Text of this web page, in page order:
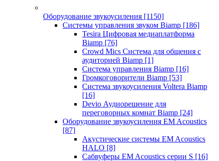
Оборудование звукоусиления [1150]
Системы управления звуком Biamp [186]
Tesira Цифровая медиаплатформа
Biamp [76]
Crowd Mics Система для общения с
аудиторией Biamp [1]
Система управления Biamp [16]
Громкоговорители Biamp [53]
Система звукоусиления Voltera Biamp
[16]
Devio Аудиорешение для
переговорных комнат Biamp [24]
Оборудование звукоусиления EM Acoustics
[87]
Акустические системы EM Acoustics
HALO [8]
Сабвуферы EM Acoustics серии S [16]